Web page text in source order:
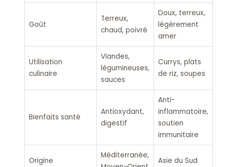
Goût
Terreux,
chaud, poivré
Doux, terreux,
légèrement
amer
Utilisation
culinaire
Viandes,
légumineuses,
sauces
Currys, plats
de riz, soupes
Bienfaits santé
Antioxydant,
digestif
Anti-
inflammatoire,
soutien
immunitaire
Origine
Méditerranée,
Asie du Sud